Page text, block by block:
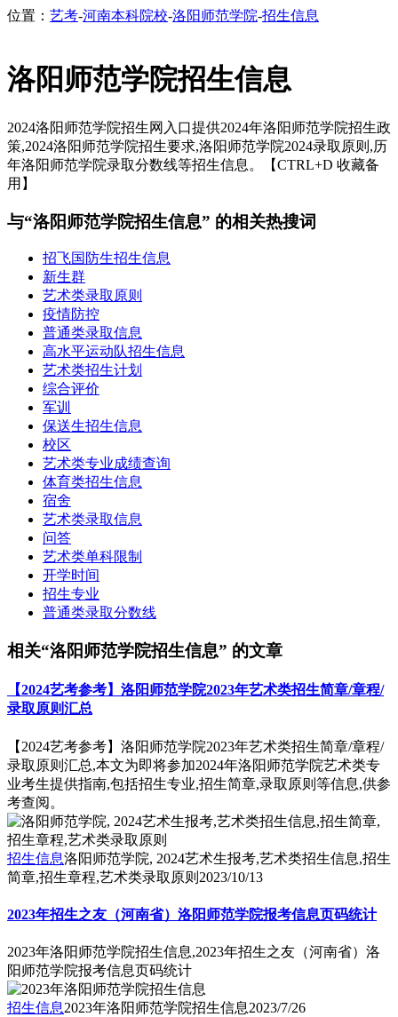
位置： 艺考-河南本科院校-洛阳师范学院-招生信息
洛阳师范学院招生信息
2024洛阳师范学院招生网入口提供2024年洛阳师范学院招生政
策,2024洛阳师范学院招生要求,洛阳师范学院2024录取原则,历
年洛阳师范学院录取分数线等招生信息。【CTRL+D 收藏备
用】
与“洛阳师范学院招生信息” 的相关热搜词
招飞国防生招生信息
新生群
艺术类录取原则
疫情防控
普通类录取信息
高水平运动队招生信息
艺术类招生计划
综合评价
军训
保送生招生信息
校区
艺术类专业成绩查询
体育类招生信息
宿舍
艺术类录取信息
问答
艺术类单科限制
开学时间
招生专业
普通类录取分数线
相关“洛阳师范学院招生信息” 的文章
【2024艺考参考】洛阳师范学院2023年艺术类招生简章/章程/
录取原则汇总
【2024艺考参考】洛阳师范学院2023年艺术类招生简章/章程/
录取原则汇总,本文为即将参加2024年洛阳师范学院艺术类专
业考生提供指南,包括招生专业,招生简章,录取原则等信息,供参
考查阅。
招生信息洛阳师范学院, 2024艺术生报考,艺术类招生信息,招生
简章,招生章程,艺术类录取原则 2023/10/13
2023年招生之友（河南省）洛阳师范学院报考信息页码统计
2023年洛阳师范学院招生信息,2023年招生之友（河南省）洛
阳师范学院报考信息页码统计
招生信息2023年洛阳师范学院招生信息2023/7/26